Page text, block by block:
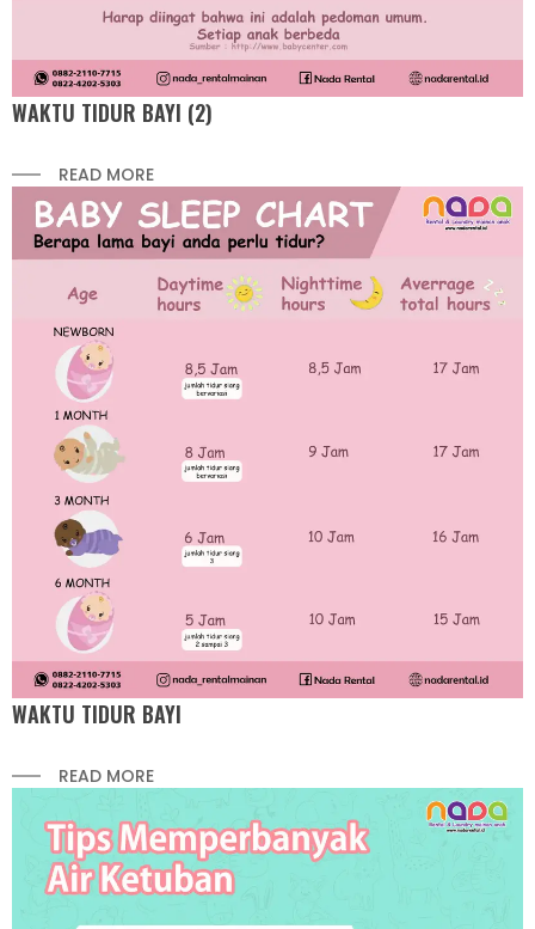
WAKTU TIDUR BAYI (2)
READ MORE
WAKTU TIDUR BAYI
READ MORE